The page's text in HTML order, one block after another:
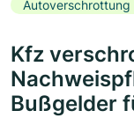
Autoverschrottung
Kfz
Bußgelder